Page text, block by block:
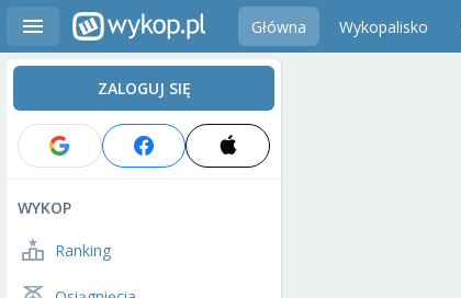
Główna Wykopalisko
ZALOGUJ SIĘ
WYKOP
Ranking